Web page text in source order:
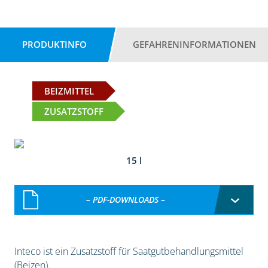
PRODUKTINFO GEFAHRENINFORMATIONEN
BEIZMITTEL
ZUSATZSTOFF
15 l
– PDF-DOWNLOADS –
Inteco ist ein Zusatzstoff für Saatgutbehandlungsmittel
(Beizen).